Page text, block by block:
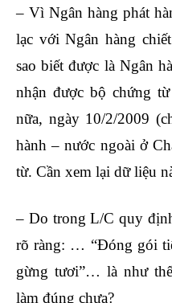
– Vì Ngân hàng phát
lạc với Ngân hàng
sao biết được là Ngân
nhận được bộ chứng
nữa, ngày 10/2/2009
hành – nước ngoài ở
từ. Cần xem lại dữ liệu
– Do trong L/C quy
rõ ràng: … “Đóng gói
gừng tươi”… là như
làm đúng chưa?